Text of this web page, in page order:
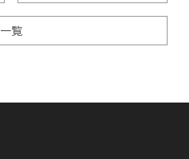
一覧